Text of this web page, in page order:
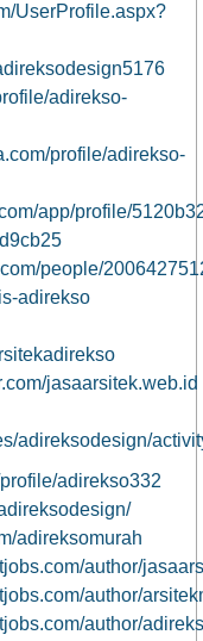
UserProfile.aspx?
adirekso-
profile/adirekso-
app/profile/
people/
adirekso
jasaarsitek.web.id
adireksodesign/
adirekso332
adireksomurah
author/
author/
author/